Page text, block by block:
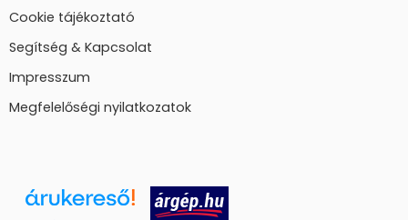
Cookie tájékoztató
Segítség & Kapcsolat
Impresszum
Megfelelőségi nyilatkozatok